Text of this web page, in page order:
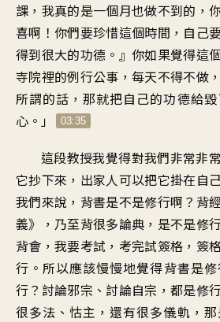
課 ， 我真的是一個月也做不到的 ，
喜啊 ！你們要珍惜這個時間 ， 自己
得到很大的功德 。』你如果覺得這
寺院裡的例行公事 ，每天不得不做
所謂的話 ，那就把自己的功德給毀
心 。」 03:35
這段教授我覺得對我們非常非
它抄下來 ， 出家人可以把它掛在自
我們來說 ， 背書是不是修行啊 ？ 背
義》， 乃至背很多論典 ， 是不是修
背會 ，我要考試，考完試簽格 ， 簽
行 。所以應該慢慢地覺得背書是
行？ 討論邪宗、討論自宗 ，都是修
很多法、怙主 ，還有很多儀軌 ，